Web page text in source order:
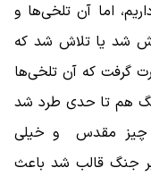
اما آن تلخی‌ها و
شد یا تلاش شد که
گرفت که آن تلخی‌ها
هم تا حدی طرد شد
چیز مقدس و خیلی
جنگ قالب شد باعث